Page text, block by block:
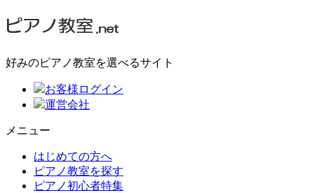
好みのピアノ教室を選べるサイト
お客様ログイン
運営会社
メニュー
はじめての方へ
ピアノ教室を探す
ピアノ初心者特集